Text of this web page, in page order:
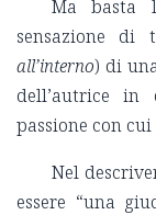
Ma basta
sensazione di
all’interno) di
dell’autrice
passione con
Nel
essere “una